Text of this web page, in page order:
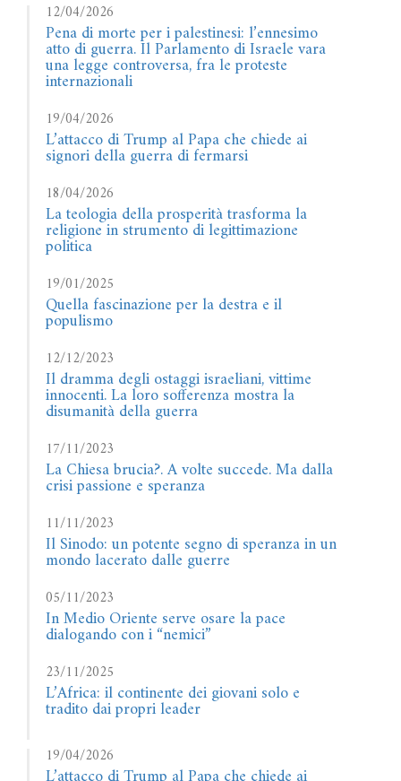
12/04/2026
Pena di morte per i palestinesi: l’ennesimo
atto di guerra. Il Parlamento di Israele vara
una legge controversa, fra le proteste
internazionali
19/04/2026
L’attacco di Trump al Papa che chiede ai
signori della guerra di fermarsi
18/04/2026
La teologia della prosperità trasforma la
religione in strumento di legittimazione
politica
19/01/2025
Quella fascinazione per la destra e il
populismo
12/12/2023
Il dramma degli ostaggi israeliani, vittime
innocenti. La loro sofferenza mostra la
disumanità della guerra
17/11/2023
La Chiesa brucia?. A volte succede. Ma dalla
crisi passione e speranza
11/11/2023
Il Sinodo: un potente segno di speranza in un
mondo lacerato dalle guerre
05/11/2023
In Medio Oriente serve osare la pace
dialogando con i “nemici”
23/11/2025
L’Africa: il continente dei giovani solo e
tradito dai propri leader
19/04/2026